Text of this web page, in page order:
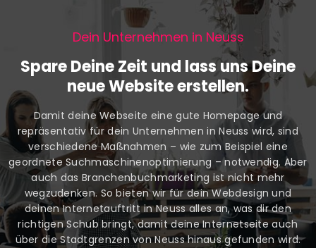
Dein Unternehmen in Neuss
Spare Deine Zeit und lass uns Deine
neue Website erstellen.
Damit deine Webseite eine gute Homepage und
repräsentativ für dein Unternehmen in Neuss wird, sind
verschiedene Maßnahmen – wie zum Beispiel eine
geordnete Suchmaschinenoptimierung – notwendig. Aber
auch das Branchenbuchmarketing ist nicht mehr
wegzudenken. So bieten wir für dein Webdesign und
deinen Internetauftritt in Neuss alles an, was dir den
richtigen Schub bringt, damit deine Internetseite auch
über die Stadtgrenzen von Neuss hinaus gefunden wird.